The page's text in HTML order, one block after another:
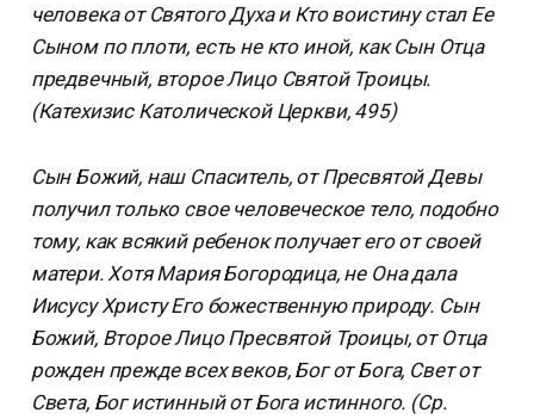
человека от Святого Духа и Кто воистину стал Ее
Сыном по плоти, есть не кто иной, как Сын Отца
предвечный, второе Лицо Святой Троицы.
(Катехизис Католической Церкви, 495)
Сын Божий, наш Спаситель, от Пресвятой Девы
получил только свое человеческое тело, подобно
тому, как всякий ребенок получает его от своей
матери. Хотя Мария Богородица, не Она дала
Иисусу Христу Его божественную природу. Сын
Божий, Второе Лицо Пресвятой Троицы, от Отца
рожден прежде всех веков, Бог от Бога, Свет от
Света, Бог истинный от Бога истинного. (Ср.